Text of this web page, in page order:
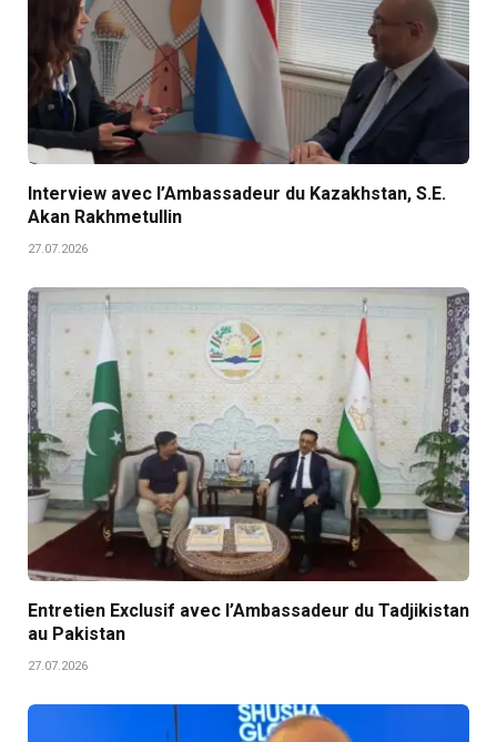
Interview avec l’Ambassadeur du Kazakhstan, S.E.
Akan Rakhmetullin
27.07.2026
Entretien Exclusif avec l’Ambassadeur du Tadjikistan
au Pakistan
27.07.2026